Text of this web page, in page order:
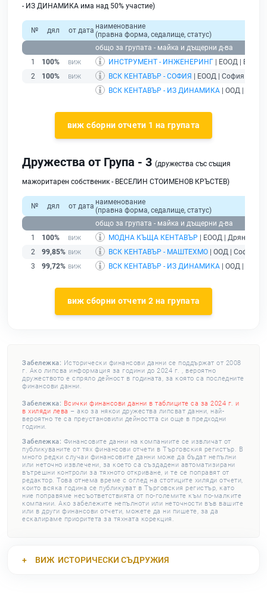
- ИЗ ДИНАМИКА има над 50% участие)
№ дял от дата наименование
(правна форма, седалище, статус)
общо за групата - майка и дъщерни д-ва
1
100% ИНСТРУМЕНТ - ИНЖЕНЕРИНГ | ЕООД |
2
100% ВСК КЕНТАВЪР - СОФИЯ | ЕООД | София |
ВСК КЕНТАВЪР - ИЗ ДИНАМИКА | ООД |
виж сборни отчети 1 на групата
Дружества от Група - 3 (дружества със същия
мажоритарен собственик - ВЕСЕЛИН СТОИМЕНОВ КРЪСТЕВ)
№ дял от дата наименование
(правна форма, седалище, статус)
общо за групата - майка и дъщерни д-ва
1
100% МОДНА КЪЩА КЕНТАВЪР | ЕООД | Дряново |
2
99,85% ВСК КЕНТАВЪР - МАШТЕХМО | ООД | София |
3
99,72% ВСК КЕНТАВЪР - ИЗ ДИНАМИКА | ООД |
виж сборни отчети 2 на групата
Забележка: Исторически финансови данни се поддържат от 2008
г. Ако липсва информация за години до 2024 г. , вероятно
дружеството е спряло дейност в годината, за която са последните
финансови данни.
Забележка: Всички финансови данни в таблиците са за 2024 г. и
в хиляди лева – ако за някои дружества липсват данни, най-
вероятно те са преустановили дейността си още в предходни
години.
Забележка: Финансовите данни на компаниите се извличат от
публикуваните от тях финансови отчети в Търговския регистър. В
много редки случаи финансовите данни може да бъдат непълни
или неточно извлечени, за което са създадени автоматизирани
вътрешни контроли за тяхното откриване, и те се поправят от
редактор. Това отнема време с оглед на стотиците хиляди отчети,
които всяка година се публикуват в Търговския регистър, като
ние поправяме несъответствията от по-големите към по-малките
компании. Ако забележите непълноти или неточности във вашите
или в други финансови отчети, можете да ни пишете, за да
ескалираме приоритета за тяхната корекция.
ВИЖ ИСТОРИЧЕСКИ СЪДРУЖИЯ